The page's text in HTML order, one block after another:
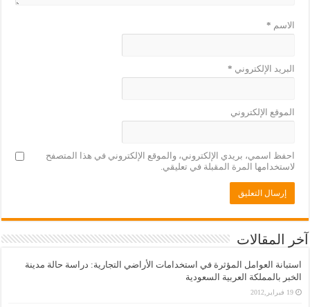
الاسم *
البريد الإلكتروني *
الموقع الإلكتروني
احفظ اسمي، بريدي الإلكتروني، والموقع الإلكتروني في هذا المتصفح
لاستخدامها المرة المقبلة في تعليقي.
آخر المقالات
استبانة العوامل المؤثرة في استخدامات الأراضي التجارية: دراسة حالة مدينة
الخبر بالمملكة العربية السعودية
19 فبراير,2012